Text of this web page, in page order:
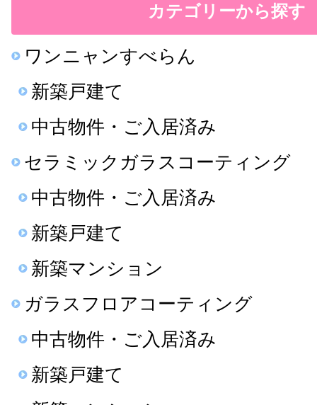
カテゴリーから探す
ワンニャンすべらん
新築戸建て
中古物件・ご入居済み
セラミックガラスコーティング
中古物件・ご入居済み
新築戸建て
新築マンション
ガラスフロアコーティング
中古物件・ご入居済み
新築戸建て